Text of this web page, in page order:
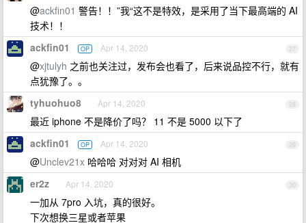
@ackfin01 警告！！”我“这不是特效，是采用了当下最高端的 AI
技术！！
27
ackfin01 OP Apr 14, 2020
@xjtulyh 之前也关注过，发布会也看了，后来说品控不行，就有
点犹豫了。。
28
tyhuohuo8 Apr 14, 2020
最近 iphone 不是降价了吗？ 11 不是 5000 以下了
29
ackfin01 OP Apr 14, 2020
@Unclev21x 哈哈哈 对对对 AI 相机
30
er2z Apr 14, 2020
一加从 7pro 入坑，真的很好。
下次想换三星或者苹果